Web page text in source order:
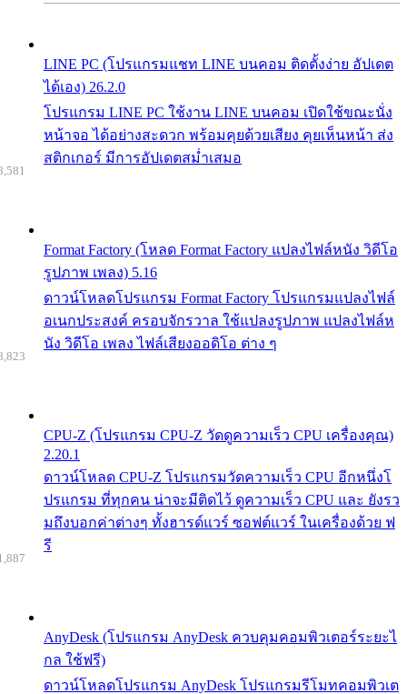
LINE PC (โปรแกรมแชท LINE บนคอม ติดตั้งง่าย อัปเดต
ได้เอง) 26.2.0
โปรแกรม LINE PC ใช้งาน LINE บนคอม เปิดใช้ขณะนั่ง
หน้าจอ ได้อย่างสะดวก พร้อมคุยด้วยเสียง คุยเห็นหน้า ส่ง
สติกเกอร์ มีการอัปเดตสม่ำเสมอ
Format Factory (โหลด Format Factory แปลงไฟล์หนัง วิดีโอ
รูปภาพ เพลง) 5.16
ดาวน์โหลดโปรแกรม Format Factory โปรแกรมแปลงไฟล์
อเนกประสงค์ ครอบจักรวาล ใช้แปลงรูปภาพ แปลงไฟล์ห
นัง วิดีโอ เพลง ไฟล์เสียงออดิโอ ต่าง ๆ
CPU-Z (โปรแกรม CPU-Z วัดดูความเร็ว CPU เครื่องคุณ)
2.20.1
ดาวน์โหลด CPU-Z โปรแกรมวัดความเร็ว CPU อีกหนึ่งโ
ปรแกรม ที่ทุกคน น่าจะมีติดไว้ ดูความเร็ว CPU และ ยังรว
มถึงบอกค่าต่างๆ ทั้งฮารด์แวร์ ซอฟต์แวร์ ในเครื่องด้วย ฟ
รี
AnyDesk (โปรแกรม AnyDesk ควบคุมคอมพิวเตอร์ระยะไ
กล ใช้ฟรี)
ดาวน์โหลดโปรแกรม AnyDesk โปรแกรมรีโมทคอมพิวเต